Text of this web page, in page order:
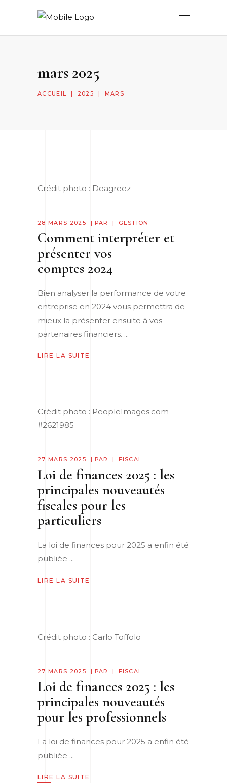
mars 2025
ACCUEIL | 2025 | MARS
Crédit photo : Deagreez
28 MARS 2025 PAR GESTION
Comment interpréter et
présenter vos
comptes 2024
Bien analyser la performance de votre
entreprise en 2024 vous permettra de
mieux la présenter ensuite à vos
partenaires financiers.
LIRE LA SUITE
Crédit photo : PeopleImages.com -
#2621985
27 MARS 2025 PAR FISCAL
Loi de finances 2025 : les
principales nouveautés
fiscales pour les
particuliers
La loi de finances pour 2025 a enfin été
publiée
LIRE LA SUITE
Crédit photo : Carlo Toffolo
27 MARS 2025 PAR FISCAL
Loi de finances 2025 : les
principales nouveautés
pour les professionnels
La loi de finances pour 2025 a enfin été
publiée
LIRE LA SUITE